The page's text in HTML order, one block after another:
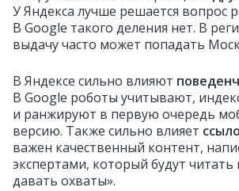
У Яндекса лучше решается вопрос
В Google такого деления нет. В
выдачу часто может попадать
В Яндексе сильно влияют
В Google роботы учитывают,
и ранжируют в первую очередь
версию. Также сильно влияет
важен качественный контент,
экспертами, который будут
давать охваты».